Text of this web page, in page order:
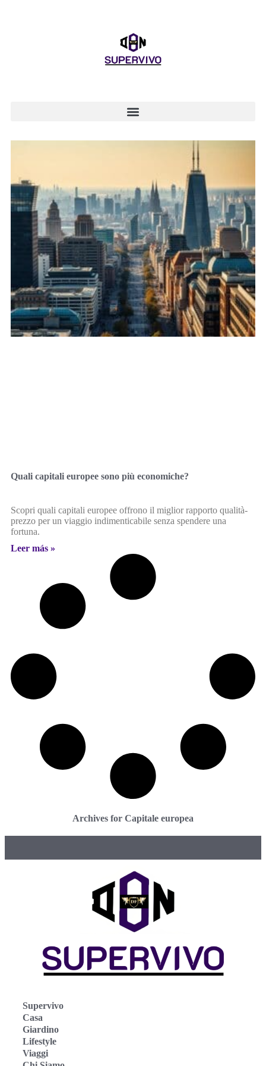
Quali capitali europee sono più economiche?
Scopri quali capitali europee offrono il miglior rapporto qualità-
prezzo per un viaggio indimenticabile senza spendere una
fortuna.
Leer más »
Archives for Capitale europea
Supervivo
Casa
Giardino
Lifestyle
Viaggi